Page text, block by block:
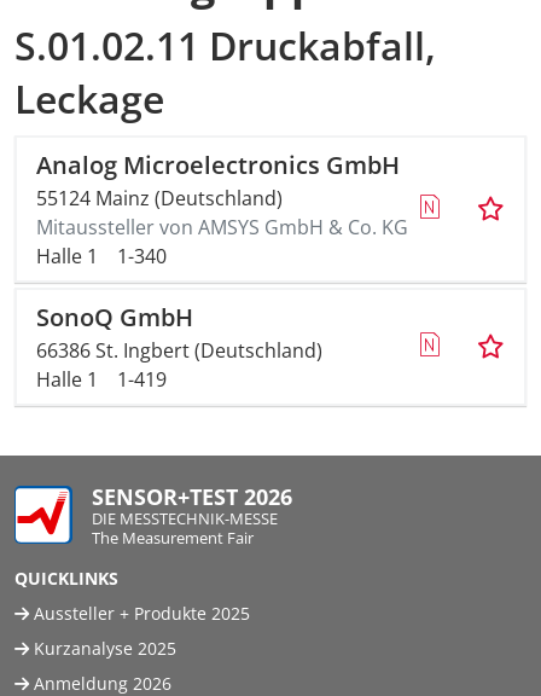
S.01.02.11 Druckabfall,
Leckage
Analog Microelectronics GmbH
55124 Mainz (Deutschland)
Mitaussteller von AMSYS GmbH & Co. KG
Halle 1
1-340
SonoQ GmbH
66386 St. Ingbert (Deutschland)
Halle 1
1-419
SENSOR+TEST 2026
DIE MESSTECHNIK-MESSE
The Measurement Fair
QUICKLINKS
Aussteller + Produkte 2025
Kurzanalyse 2025
Anmeldung 2026